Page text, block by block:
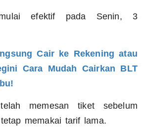
efektif pada Senin, 3
Cair ke Rekening atau
Cara Mudah Cairkan BLT
memesan tiket sebelum
memakai tarif lama.